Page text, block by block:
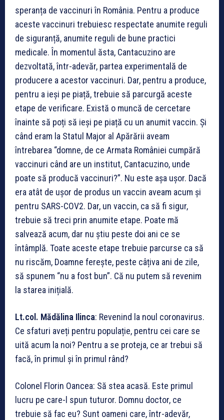
speranța de vaccinuri în România. Pentru a produce
aceste vaccinuri trebuiesc respectate anumite reguli
de siguranță, anumite reguli de bune practici
medicale. În momentul ăsta, Cantacuzino are
dezvoltată, într-adevăr, partea experimentală de
producere a acestor vaccinuri. Dar, pentru a produce,
pentru a ieși pe piață, trebuie să parcurgă aceste
etape de verificare. Există o muncă de cercetare
înainte să poți să ieși pe piață cu un anumit vaccin. Și
când eram la Statul Major al Apărării aveam
întrebarea “domne, de ce Armata României cumpără
vaccinuri când are un institut, Cantacuzino, unde
poate să producă vaccinuri?”. Nu este așa ușor. Dacă
era atât de ușor de produs un vaccin aveam acum și
pentru SARS-COV2. Dar, un vaccin, ca să fi sigur,
trebuie să treci prin anumite etape. Poate mă
salvează acum, dar nu știu peste doi ani ce se
întâmplă. Toate aceste etape trebuie parcurse ca să
nu riscăm, Doamne ferește, peste câțiva ani de zile,
să spunem “nu a fost bun”. Că nu putem să revenim
la starea inițială.
Lt.col. Mădălina Ilinca: Revenind la noul coronavirus.
Ce sfaturi aveți pentru populație, pentru cei care se
uită acum la noi? Pentru a se proteja, ce ar trebui să
facă, în primul și în primul rând?
Colonel Florin Oancea: Să stea acasă. Este primul
lucru pe care-l spun tuturor. Domnu doctor, ce
trebuie să fac eu? Sunt oameni care, într-adevăr,